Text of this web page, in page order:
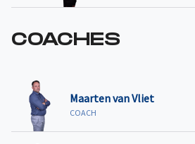
COACHES
Maarten van Vliet
COACH